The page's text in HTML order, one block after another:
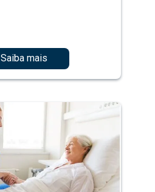
Saiba mais